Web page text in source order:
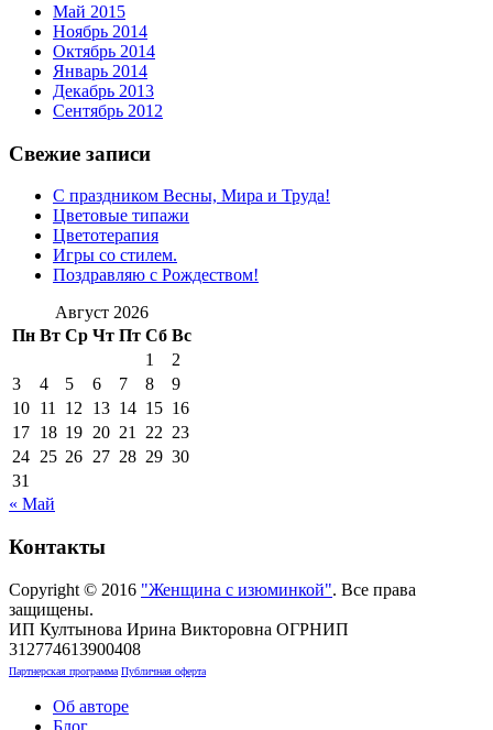
Май 2015
Ноябрь 2014
Октябрь 2014
Январь 2014
Декабрь 2013
Сентябрь 2012
Свежие записи
С праздником Весны, Мира и Труда!
Цветовые типажи
Цветотерапия
Игры со стилем.
Поздравляю с Рождеством!
Август 2026
Пн Вт Ср Чт Пт Сб Вс
1
2
3
4 5 6 7 8
9
10 11 12 13 14 15 16
17 18 19 20 21 22 23
24 25 26 27 28 29 30
31
« Май
Контакты
Copyright © 2016 "Женщина с изюминкой". Все права
защищены.
ИП Култынова Ирина Викторовна ОГРНИП
312774613900408
Партнерская программа Публичная оферта
Об авторе
Блог